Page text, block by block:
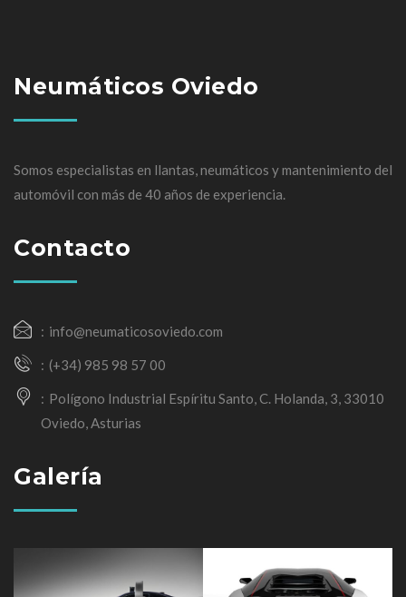
Neumáticos Oviedo
Somos especialistas en llantas, neumáticos y mantenimiento del
automóvil con más de 40 años de experiencia.
Contacto
info@neumaticosoviedo.com
(+34) 985 98 57 00
Polígono Industrial Espíritu Santo, C. Holanda, 3, 33010
Oviedo, Asturias
Galería